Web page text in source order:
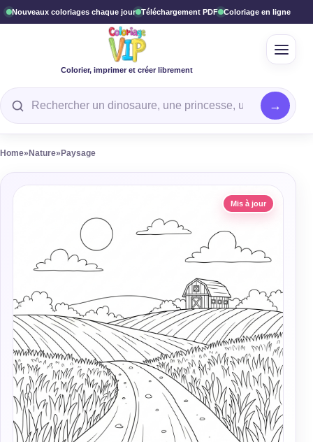
Nouveaux coloriages chaque jour Téléchargement PDF Coloriage en ligne
Colorier, imprimer et créer librement
Rechercher un coloriage
Home» Nature» Paysage
Mis à jour